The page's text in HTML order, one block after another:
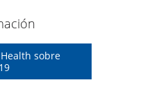
sobre